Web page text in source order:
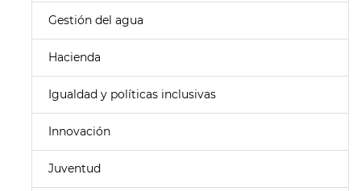
Gestión del agua
Hacienda
Igualdad y políticas inclusivas
Innovación
Juventud